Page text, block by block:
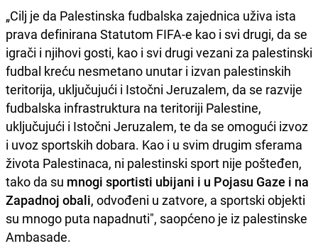
„Cilj je da Palestinska fudbalska zajednica uživa ista
prava definirana Statutom FIFA-e kao i svi drugi, da se
igrači i njihovi gosti, kao i svi drugi vezani za palestinski
fudbal kreću nesmetano unutar i izvan palestinskih
teritorija, uključujući i Istočni Jeruzalem, da se razvije
fudbalska infrastruktura na teritoriji Palestine,
uključujući i Istočni Jeruzalem, te da se omogući izvoz
i uvoz sportskih dobara. Kao i u svim drugim sferama
života Palestinaca, ni palestinski sport nije pošteđen,
tako da su mnogi sportisti ubijani i u Pojasu Gaze i na
Zapadnoj obali, odvođeni u zatvore, a sportski objekti
su mnogo puta napadnuti", saopćeno je iz palestinske
Ambasade.